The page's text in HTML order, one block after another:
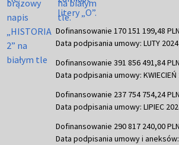
Dofinansowanie 170 151 199,48 PLN
Data podpisania umowy: LUTY 2024
Dofinansowanie 391 856 491,84 PLN
Data podpisania umowy: KWIECIEŃ
Dofinansowanie 237 754 754,24 PLN
Data podpisania umowy: LIPIEC
Dofinansowanie 290 817 240,00 PLN
Data podpisania umowy i aneksów: